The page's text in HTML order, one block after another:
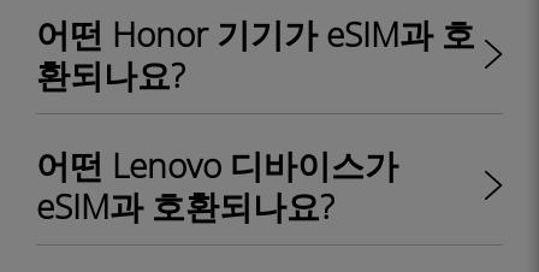
어떤 Honor 기기가 eSIM과 호
환되나요?
어떤 Lenovo 디바이스가
eSIM과 호환되나요?